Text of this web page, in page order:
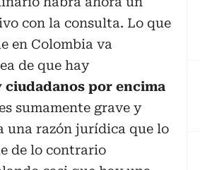
con la consulta. Lo que
en Colombia va
de que hay
por encima
sumamente grave y
una razón jurídica que lo
de lo contrario